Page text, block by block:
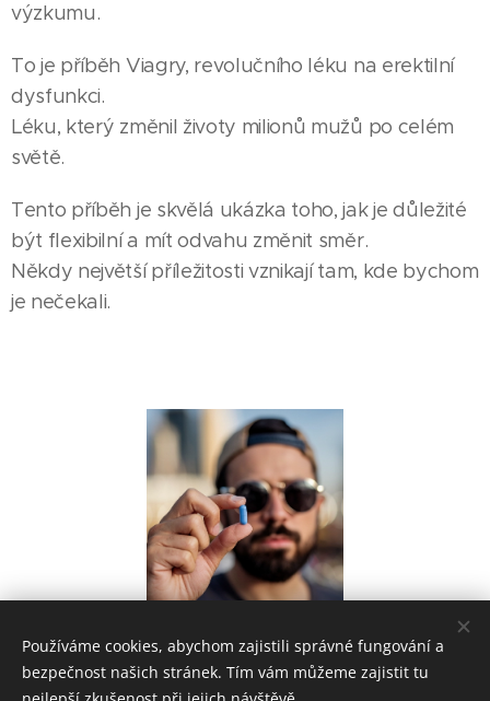
výzkumu.
To je příběh Viagry, revolučního léku na erektilní
dysfunkci.
Léku, který změnil životy milionů mužů po celém
světě.
Tento příběh je skvělá ukázka toho, jak je důležité
být flexibilní a mít odvahu změnit směr.
Někdy největší příležitosti vznikají tam, kde bychom
je nečekali.
Share
Používáme cookies, abychom zajistili správné fungování a
bezpečnost našich stránek. Tím vám můžeme zajistit tu